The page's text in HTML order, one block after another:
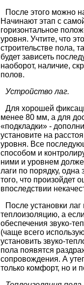
После этого можно
Начинают этап с
горизонтальное
уровня. Учтите, что
строительстве пола,
будет зависеть
наоборот, наличие,
полов.
Устройство лаг.
Для хорошей
менее 80 мм, а для
«подкладки» -
установите на
уровня. Все
способом и
ними и уровнем
лаги по порядку, одна
того, что произойдет
впоследствии
После установки
теплоизоляцию, а
обеспечения звуко-
(чаще всего
установить звуко-
пола появятся
сопровождения. А
только комфорт, но и